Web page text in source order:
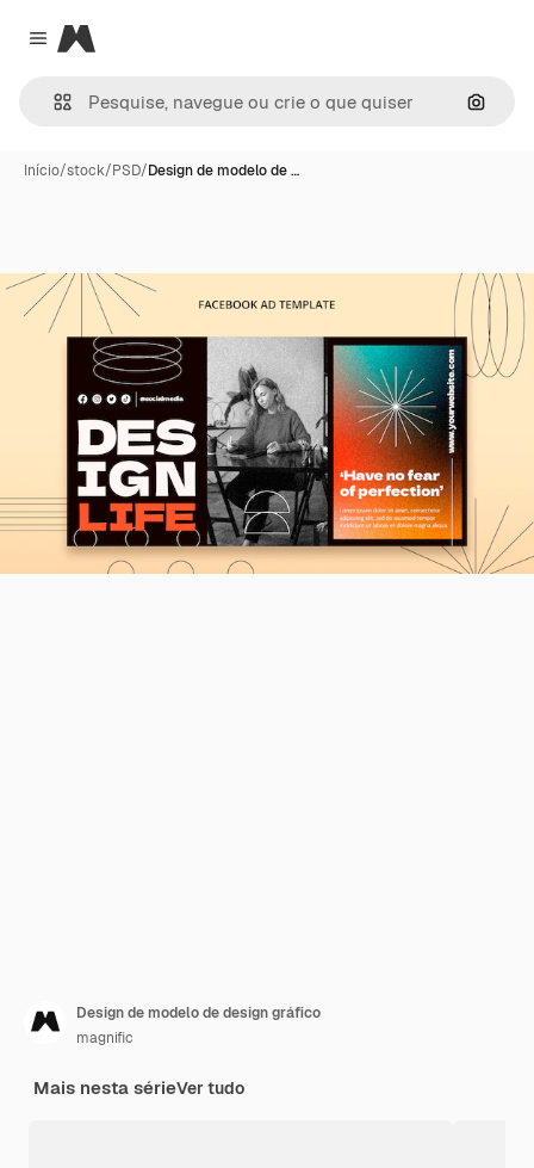
Close menu
Magnific
Início/stock/PSD/Design de modelo de …
Design de modelo de design gráfico
magnific
Mais nesta sérieVer tudo